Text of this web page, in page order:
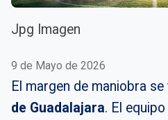
Jpg Imagen
9 de Mayo de 2026
El margen de maniobra
de Guadalajara. El